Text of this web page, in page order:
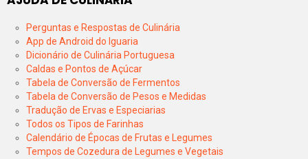
Perguntas e Respostas de Culinária
App de Android do Iguaria
Dicionário de Culinária Portuguesa
Caldas e Pontos de Açúcar
Tabela de Conversão de Fermentos
Tabela de Conversão de Pesos e Medidas
Tradução de Ervas e Especiarias
Todos os Tipos de Farinhas
Calendário de Épocas de Frutas e Legumes
Tempos de Cozedura de Legumes e Vegetais